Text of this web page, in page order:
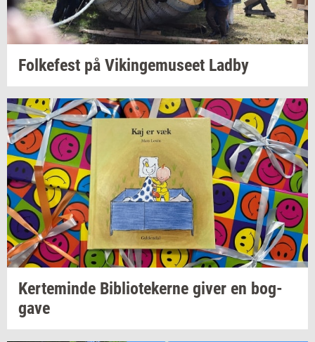
Fol­ke­fest på Vikin­gemu­se­et Ladby
Ker­te­min­de Bi­bli­o­te­ker­ne giver en bog­
ga­ve